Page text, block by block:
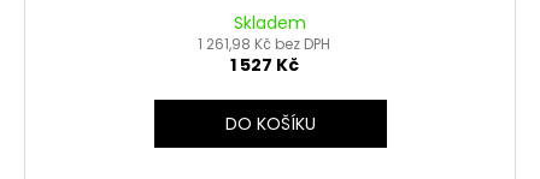
Skladem
1 261,98 Kč bez DPH
1 527 Kč
DO KOŠÍKU